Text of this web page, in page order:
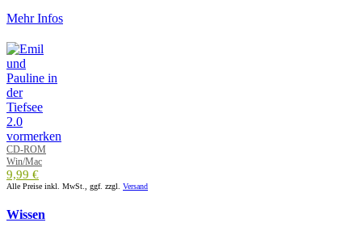
Mehr Infos
CD-ROM
Win/Mac
9,99 €
Alle Preise inkl. MwSt., ggf. zzgl. Versand
Wissen